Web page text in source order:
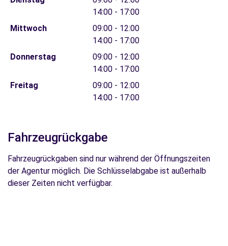
14:00 - 17:00
Mittwoch
09:00 - 12:00
14:00 - 17:00
Donnerstag
09:00 - 12:00
14:00 - 17:00
Freitag
09:00 - 12:00
14:00 - 17:00
Fahrzeugrückgabe
Fahrzeugrückgaben sind nur während der Öffnungszeiten
der Agentur möglich. Die Schlüsselabgabe ist außerhalb
dieser Zeiten nicht verfügbar.